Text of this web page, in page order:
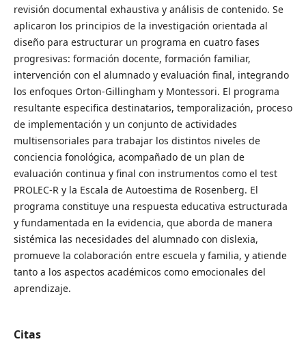
revisión documental exhaustiva y análisis de contenido. Se
aplicaron los principios de la investigación orientada al
diseño para estructurar un programa en cuatro fases
progresivas: formación docente, formación familiar,
intervención con el alumnado y evaluación final, integrando
los enfoques Orton-Gillingham y Montessori. El programa
resultante especifica destinatarios, temporalización, proceso
de implementación y un conjunto de actividades
multisensoriales para trabajar los distintos niveles de
conciencia fonológica, acompañado de un plan de
evaluación continua y final con instrumentos como el test
PROLEC-R y la Escala de Autoestima de Rosenberg. El
programa constituye una respuesta educativa estructurada
y fundamentada en la evidencia, que aborda de manera
sistémica las necesidades del alumnado con dislexia,
promueve la colaboración entre escuela y familia, y atiende
tanto a los aspectos académicos como emocionales del
aprendizaje.
Citas